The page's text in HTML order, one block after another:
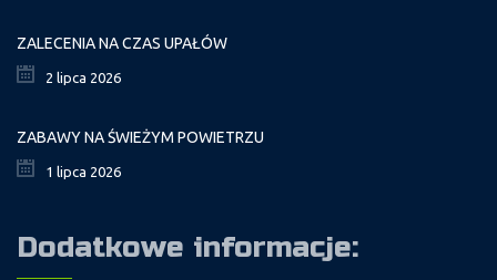
ZALECENIA NA CZAS UPAŁÓW
2 lipca 2026
ZABAWY NA ŚWIEŻYM POWIETRZU
1 lipca 2026
Dodatkowe informacje: